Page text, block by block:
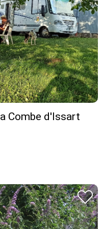
Combe d'Issart